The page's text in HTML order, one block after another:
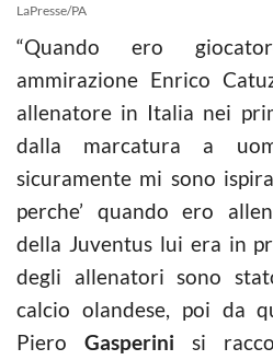
LaPresse/PA
“Quando ero
ammirazione Enrico
allenatore in Italia nei
dalla marcatura a
sicuramente mi sono
perche’ quando ero
della Juventus lui era in
degli allenatori sono
calcio olandese, poi da
Piero Gasperini si